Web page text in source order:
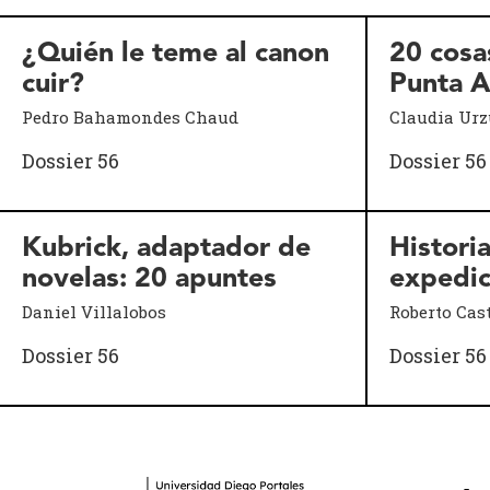
¿Quién le teme al canon
cuir?
Pedro Bahamondes Chaud
Dossier 56
20
Punta
Claudia
Dossier 56
Kubrick, adaptador de
novelas: 20 apuntes
Daniel Villalobos
Dossier 56
Roberto
Dossier 56